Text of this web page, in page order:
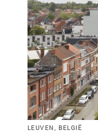
LEUVEN, BELGIË